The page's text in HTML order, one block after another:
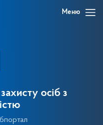
Меню
осіб з